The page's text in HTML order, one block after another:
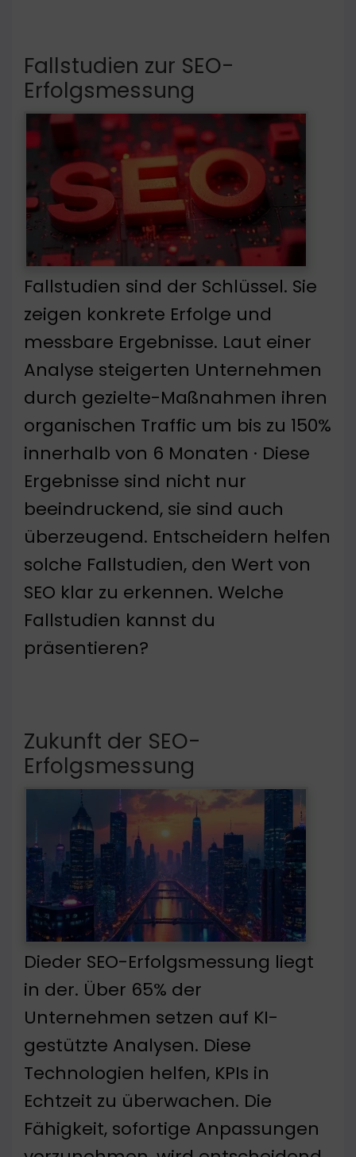
Fallstudien zur SEO-
Erfolgsmessung
Fallstudien sind der Schlüssel. Sie
zeigen konkrete Erfolge und
messbare Ergebnisse. Laut einer
Analyse steigerten Unternehmen
durch gezielte-Maßnahmen ihren
organischen Traffic um bis zu 150%
innerhalb von 6 Monaten · Diese
Ergebnisse sind nicht nur
beeindruckend, sie sind auch
überzeugend. Entscheidern helfen
solche Fallstudien, den Wert von
SEO klar zu erkennen. Welche
Fallstudien kannst du
präsentieren?
Zukunft der SEO-
Erfolgsmessung
Dieder SEO-Erfolgsmessung liegt
in der. Über 65% der
Unternehmen setzen auf KI-
gestützte Analysen. Diese
Technologien helfen, KPIs in
Echtzeit zu überwachen. Die
Fähigkeit, sofortige Anpassungen